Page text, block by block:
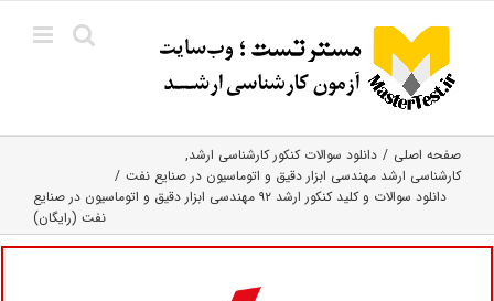
content
صفحه اصلی
دانلود سوالات کنکور کارشناسی ارشد
کارشناسی ارشد مهندسی ابزار دقیق و اتوماسیون در صنایع نفت
دانلود سوالات و کلید کنکور ارشد ۹۲ مهندسی ابزار دقیق و اتوماسیون در صنایع
نفت (رایگان)